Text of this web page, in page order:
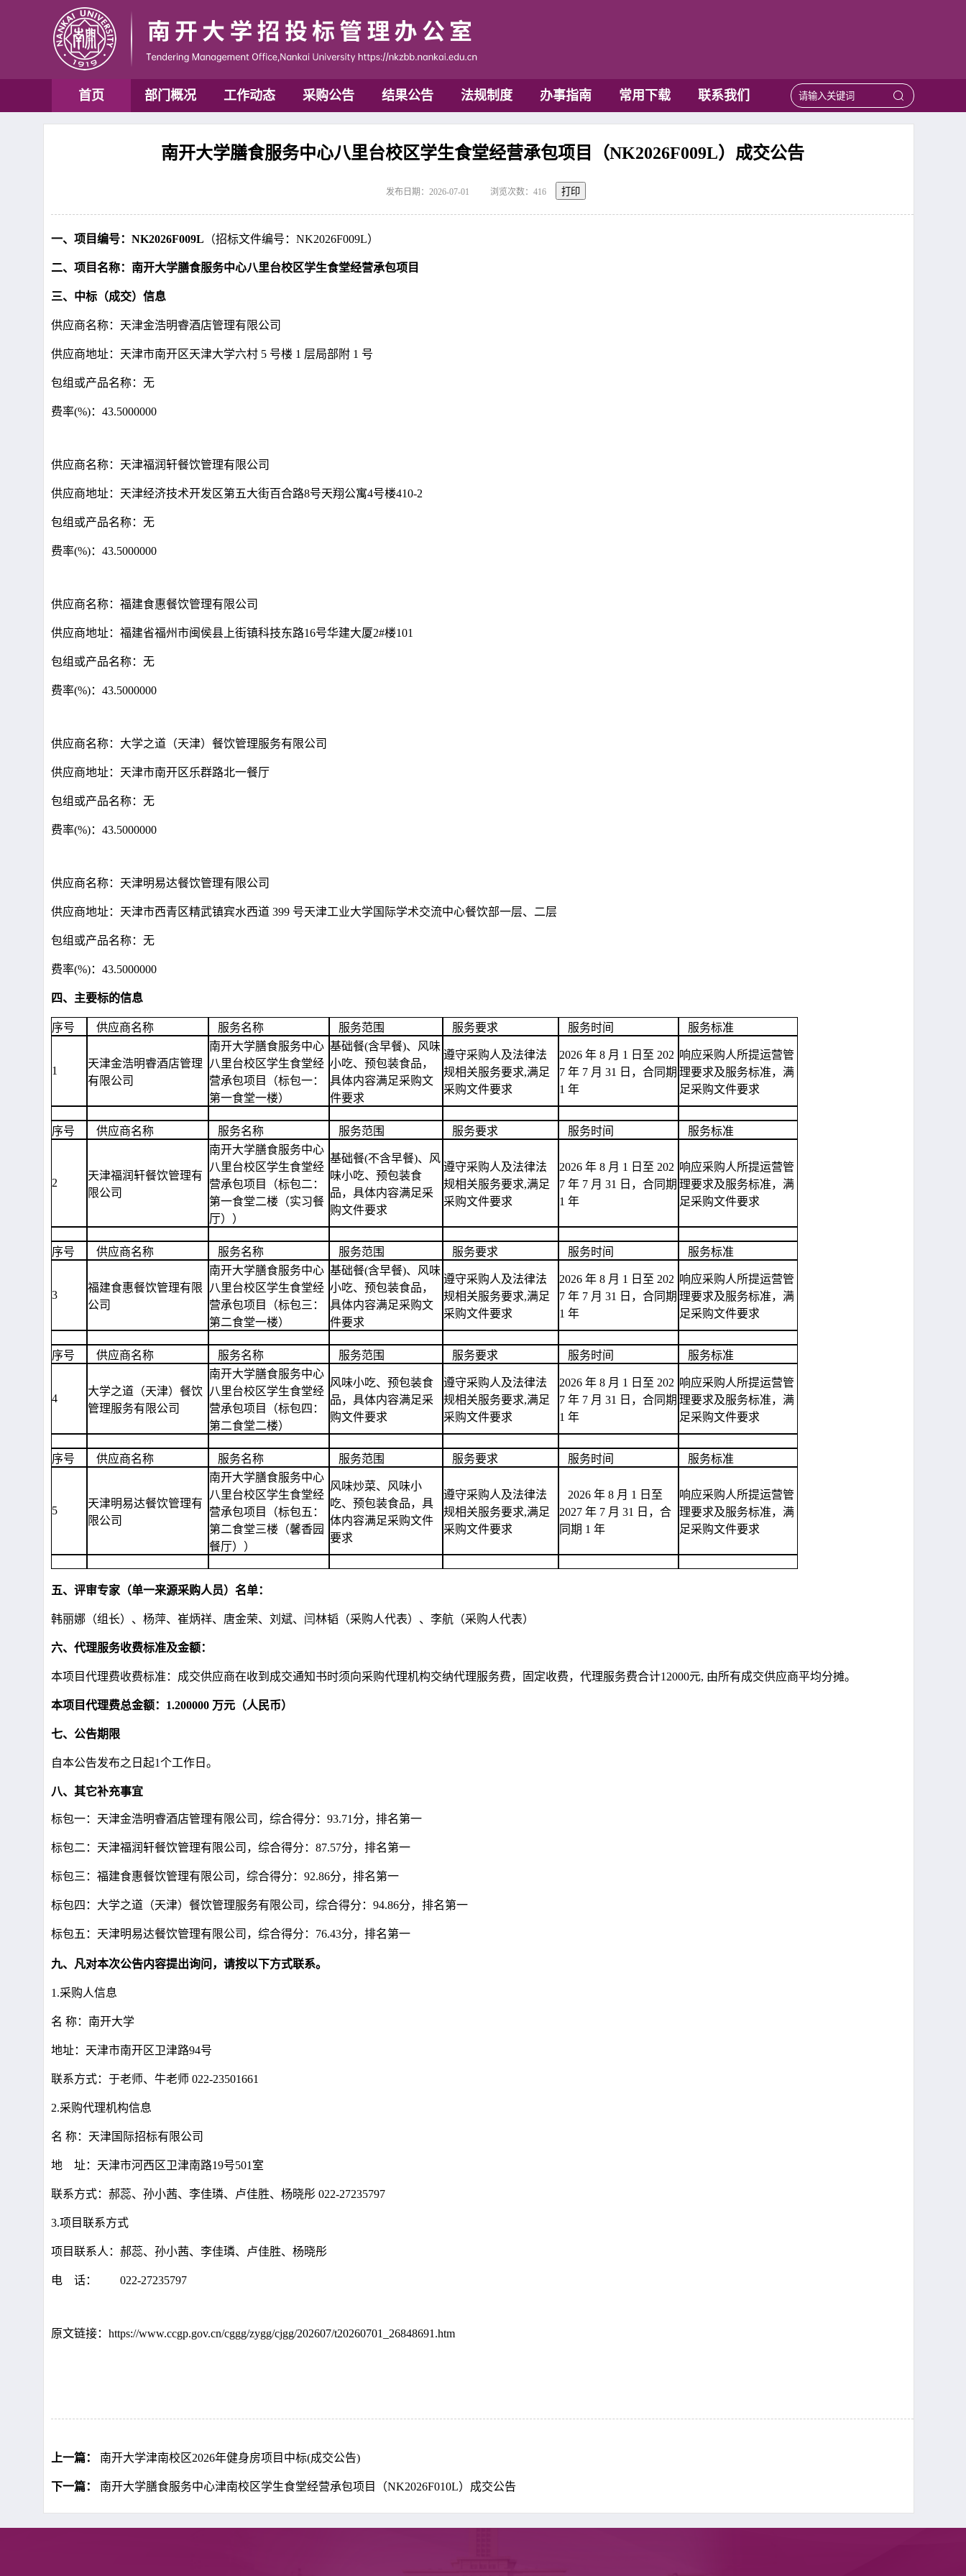
首页 部门概况 工作动态 采购公告 结果公告 法规制度 办事指南 常用下载 联系我们
南开大学膳食服务中心八里台校区学生食堂经营承包项目（NK2026F009L）成交公告
发布日期：2026-07-01 浏览次数： 416 打印
一、项目编号：NK2026F009L （招标文件编号：NK2026F009L）
二、项目名称：南开大学膳食服务中心八里台校区学生食堂经营承包项目
三、中标（成交）信息
供应商名称：天津金浩明睿酒店管理有限公司
供应商地址：天津市南开区天津大学六村 5 号楼 1 层局部附 1 号
包组或产品名称：无
费率(%)：43.5000000
供应商名称：天津福润轩餐饮管理有限公司
供应商地址：天津经济技术开发区第五大街百合路8号天翔公寓4号楼410-2
包组或产品名称：无
费率(%)：43.5000000
供应商名称：福建食惠餐饮管理有限公司
供应商地址：福建省福州市闽侯县上街镇科技东路16号华建大厦2#楼101
包组或产品名称：无
费率(%)：43.5000000
供应商名称：大学之道（天津）餐饮管理服务有限公司
供应商地址：天津市南开区乐群路北一餐厅
包组或产品名称：无
费率(%)：43.5000000
供应商名称：天津明易达餐饮管理有限公司
供应商地址：天津市西青区精武镇宾水西道 399 号天津工业大学国际学术交流中心餐饮部一层、二层
包组或产品名称：无
费率(%)：43.5000000
四、主要标的信息
序号 供应商名称 服务名称 服务范围 服务要求 服务时间 服务标准
1
天津金浩明睿酒店管理
有限公司
南开大学膳食服务中心
八里台校区学生食堂经
营承包项目（标包一：
第一食堂一楼）
基础餐(含早餐)、风味
小吃、预包装食品，
具体内容满足采购文
件要求
遵守采购人及法律法
规相关服务要求,满足
采购文件要求
2026 年 8 月 1 日至 202
7 年 7 月 31 日，合同期
1 年
响应采购人所提运营管
理要求及服务标准，满
足采购文件要求
序号 供应商名称 服务名称 服务范围 服务要求 服务时间 服务标准
2
天津福润轩餐饮管理有
限公司
南开大学膳食服务中心
八里台校区学生食堂经
营承包项目（标包二：
第一食堂二楼（实习餐
厅））
基础餐(不含早餐)、风
味小吃、预包装食
品，具体内容满足采
购文件要求
遵守采购人及法律法
规相关服务要求,满足
采购文件要求
2026 年 8 月 1 日至 202
7 年 7 月 31 日，合同期
1 年
响应采购人所提运营管
理要求及服务标准，满
足采购文件要求
序号 供应商名称 服务名称 服务范围 服务要求 服务时间 服务标准
3
福建食惠餐饮管理有限
公司
南开大学膳食服务中心
八里台校区学生食堂经
营承包项目（标包三：
第二食堂一楼）
基础餐(含早餐)、风味
小吃、预包装食品，
具体内容满足采购文
件要求
遵守采购人及法律法
规相关服务要求,满足
采购文件要求
2026 年 8 月 1 日至 202
7 年 7 月 31 日，合同期
1 年
响应采购人所提运营管
理要求及服务标准，满
足采购文件要求
序号 供应商名称 服务名称 服务范围 服务要求 服务时间 服务标准
4
大学之道（天津）餐饮
管理服务有限公司
南开大学膳食服务中心
八里台校区学生食堂经
营承包项目（标包四：
第二食堂二楼）
风味小吃、预包装食
品，具体内容满足采
购文件要求
遵守采购人及法律法
规相关服务要求,满足
采购文件要求
2026 年 8 月 1 日至 202
7 年 7 月 31 日，合同期
1 年
响应采购人所提运营管
理要求及服务标准，满
足采购文件要求
序号 供应商名称 服务名称 服务范围 服务要求 服务时间 服务标准
5
天津明易达餐饮管理有
限公司
南开大学膳食服务中心
八里台校区学生食堂经
营承包项目（标包五：
第二食堂三楼（馨香园
餐厅））
风味炒菜、风味小
吃、预包装食品，具
体内容满足采购文件
要求
遵守采购人及法律法
规相关服务要求,满足
采购文件要求
2026 年 8 月 1 日至
2027 年 7 月 31 日，合
同期 1 年
响应采购人所提运营管
理要求及服务标准，满
足采购文件要求
五、评审专家（单一来源采购人员）名单：
韩丽娜（组长）、杨萍、崔炳祥、唐金荣、刘斌、闫林韬（采购人代表）、李航（采购人代表）
六、代理服务收费标准及金额：
本项目代理费收费标准：成交供应商在收到成交通知书时须向采购代理机构交纳代理服务费，固定收费，代理服务费合计12000元, 由所有成交供应商平均分摊。
本项目代理费总金额：1.200000 万元（人民币）
七、公告期限
自本公告发布之日起1个工作日。
八、其它补充事宜
标包一：天津金浩明睿酒店管理有限公司，综合得分：93.71分，排名第一
标包二：天津福润轩餐饮管理有限公司，综合得分：87.57分，排名第一
标包三：福建食惠餐饮管理有限公司，综合得分：92.86分，排名第一
标包四：大学之道（天津）餐饮管理服务有限公司，综合得分：94.86分，排名第一
标包五：天津明易达餐饮管理有限公司，综合得分：76.43分，排名第一
九、凡对本次公告内容提出询问，请按以下方式联系。
1.采购人信息
名 称：南开大学
地址：天津市南开区卫津路94号
联系方式：于老师、牛老师 022-23501661
2.采购代理机构信息
名 称：天津国际招标有限公司
地 址：天津市河西区卫津南路19号501室
联系方式：郝蕊、孙小茜、李佳璘、卢佳胜、杨晓彤 022-27235797
3.项目联系方式
项目联系人：郝蕊、孙小茜、李佳璘、卢佳胜、杨晓彤
电 话： 022-27235797
原文链接：https://www.ccgp.gov.cn/cggg/zygg/cjgg/202607/t20260701_26848691.htm
上一篇： 南开大学津南校区2026年健身房项目中标(成交公告)
下一篇： 南开大学膳食服务中心津南校区学生食堂经营承包项目（NK2026F010L）成交公告